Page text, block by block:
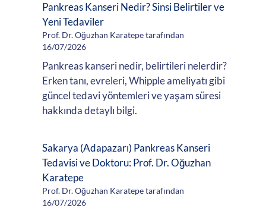
Pankreas Kanseri Nedir? Sinsi Belirtiler ve
Yeni Tedaviler
Prof. Dr. Oğuzhan Karatepe tarafından
16/07/2026
Pankreas kanseri nedir, belirtileri nelerdir?
Erken tanı, evreleri, Whipple ameliyatı gibi
güncel tedavi yöntemleri ve yaşam süresi
hakkında detaylı bilgi.
Sakarya (Adapazarı) Pankreas Kanseri
Tedavisi ve Doktoru: Prof. Dr. Oğuzhan
Karatepe
Prof. Dr. Oğuzhan Karatepe tarafından
16/07/2026